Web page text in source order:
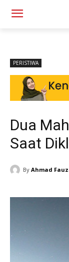
PERISTIWA
Dua
Saat
By Ahmad